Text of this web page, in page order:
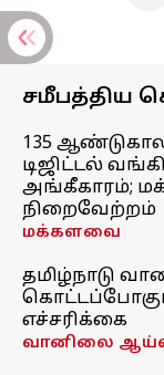
சமீபத்திய
135 ஆண்டுகால
டிஜிட்டல்
அங்கீகாரம்;
நிறைவேற்றம்
மக்களவை
தமிழ்நாடு
எச்சரிக்கை
வானிலை